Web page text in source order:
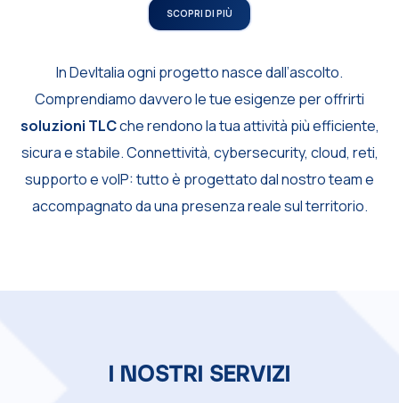
SCOPRI DI PIÙ
In DevItalia ogni progetto nasce dall’ascolto.
Comprendiamo davvero le tue esigenze per offrirti
soluzioni TLCche rendono la tua attività più efficiente,
sicura e stabile.Connettività, cybersecurity, cloud, reti,
supporto e voIP: tutto è progettato dal nostro team e
accompagnato da una presenza reale sul territorio.
I NOSTRI SERVIZI